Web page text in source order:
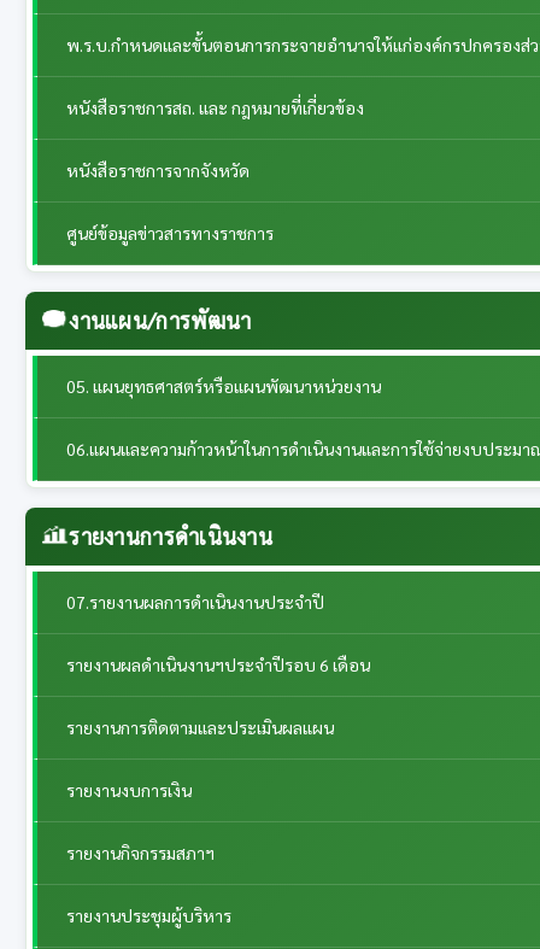
พ.ร.บ.กำหนดและขั้นตอนการกระจายอำนาจให้แก่องค์กรปกครอง
หนังสือราชการสถ. และ กฎหมายที่เกี่ยวข้อง
หนังสือราชการจากจังหวัด
ศูนย์ข้อมูลข่าวสารทางราชการ
งานแผน/การพัฒนา
05. แผนยุทธศาสตร์หรือแผนพัฒนาหน่วยงาน
06.แผนและความก้าวหน้าในการดำเนินงานและการใช้จ่ายงบประมา
รายงานการดำเนินงาน
07.รายงานผลการดำเนินงานประจำปี
รายงานผลดำเนินงานฯประจำปีรอบ 6 เดือน
รายงานการติดตามและประเมินผลแผน
รายงานงบการเงิน
รายงานกิจกรรมสภาฯ
รายงานประชุมผู้บริหาร